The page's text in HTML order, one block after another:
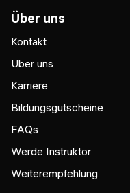
Über uns
Kontakt
Über uns
Karriere
Bildungsgutscheine
FAQs
Werde Instruktor
Weiterempfehlung